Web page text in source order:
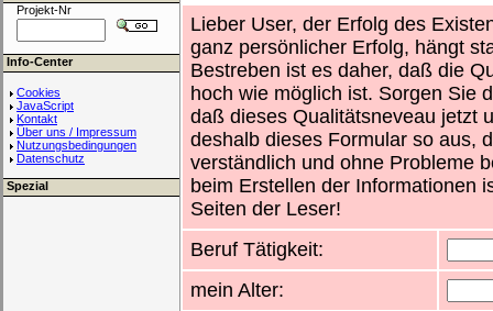
Projekt-Nr
Info-Center
Cookies
JavaScript
Kontakt
Über uns / Impressum
Nutzungsbedingungen
Datenschutz
Spezial
Lieber User, der Erfolg des
ganz persönlicher Erfolg, hängt
Bestreben ist es daher, daß die
hoch wie möglich ist. Sorgen Sie
daß dieses Qualitätsneveau jetzt
deshalb dieses Formular so aus,
verständlich und ohne Probleme
beim Erstellen der Informationen
Seiten der Leser!
Beruf Tätigkeit:
mein Alter: